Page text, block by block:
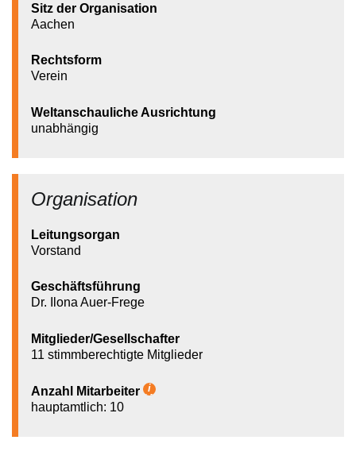
Sitz der Organisation
Aachen
Rechtsform
Verein
Weltanschauliche Ausrichtung
unabhängig
Organisation
Leitungsorgan
Vorstand
Geschäftsführung
Dr. Ilona Auer-Frege
Mitglieder/Gesellschafter
11 stimmberechtigte Mitglieder
Anzahl Mitarbeiter
Hilfetext
hauptamtlich: 10